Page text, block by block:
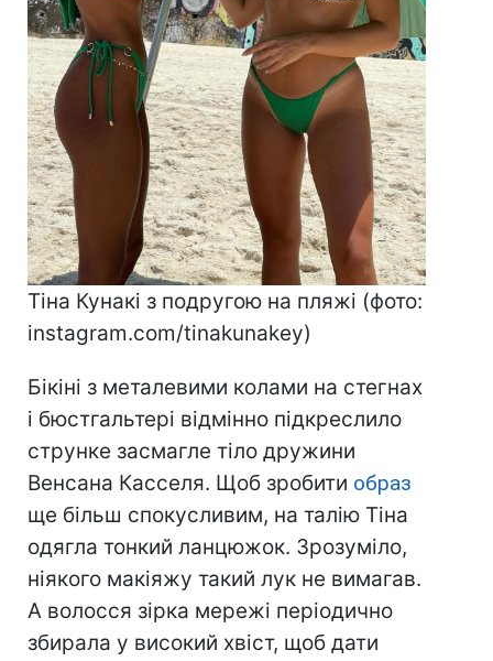
Тіна Кунакі з подругою на пляжі (фото:
instagram.com/tinakunakey)
Бікіні з металевими колами на стегнах
і бюстгальтері відмінно підкреслило
струнке засмагле тіло дружини
Венсана Касселя. Щоб зробити образ
ще більш спокусливим, на талію Тіна
одягла тонкий ланцюжок. Зрозуміло,
ніякого макіяжу такий лук не вимагав.
А волосся зірка мережі періодично
збирала у високий хвіст, щоб дати